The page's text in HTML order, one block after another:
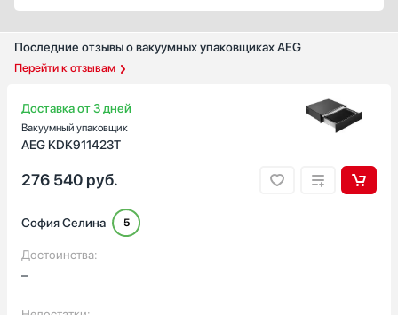
Последние отзывы о вакуумных упаковщиках AEG
Перейти к отзывам
Доставка от 3 дней
Вакуумный упаковщик
AEG KDK911423T
276 540 руб.
София Селина 5
Достоинства:
–